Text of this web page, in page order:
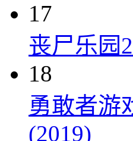
17
丧尸乐园
18
勇敢者游
(2019)